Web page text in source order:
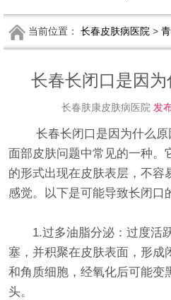
当前位置： 长春皮肤病医院>
长春长闭口是因
长春肤康皮肤病医院 发
长春长闭口是因为什么原
面部皮肤问题中常见的一种。
的形式出现在皮肤表层，不容
感觉。以下是可能导致长闭口
1.过多油脂分泌：过度活
塞，并积聚在皮肤表面，形成
和角质细胞，经氧化后可能变
头。